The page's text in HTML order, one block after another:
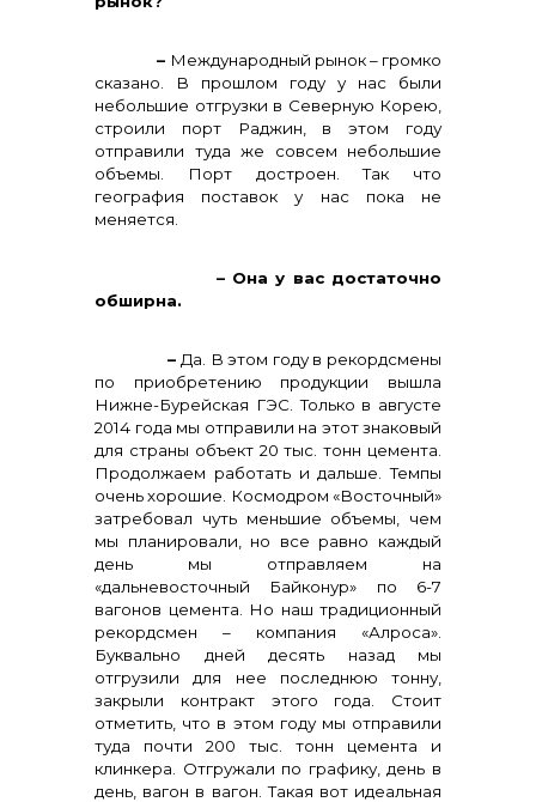
– Международный рынок – громко
сказано. В прошлом году у нас были
небольшие отгрузки в Северную Корею,
строили порт Раджин, в этом году
отправили туда же совсем небольшие
объемы. Порт достроен. Так что
география поставок у нас пока не
меняется.
– Она у вас достаточно
обширна.
– Да. В этом году в рекордсмены
по приобретению продукции вышла
Нижне-Бурейская ГЭС. Только в августе
2014 года мы отправили на этот знаковый
для страны объект 20 тыс. тонн цемента.
Продолжаем работать и дальше. Темпы
очень хорошие. Космодром «Восточный»
затребовал чуть меньшие объемы, чем
мы планировали, но все равно каждый
день мы отправляем на
«дальневосточный Байконур» по 6-7
вагонов цемента. Но наш традиционный
рекордсмен – компания «Алроса».
Буквально дней десять назад мы
отгрузили для нее последнюю тонну,
закрыли контракт этого года. Стоит
отметить, что в этом году мы отправили
туда почти 200 тыс. тонн цемента и
клинкера. Отгружали по графику, день в
день, вагон в вагон. Такая вот идеальная